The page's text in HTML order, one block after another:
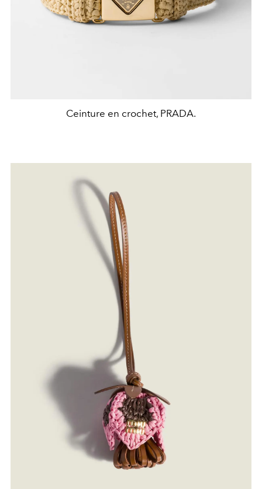
Ceinture en crochet, PRADA.